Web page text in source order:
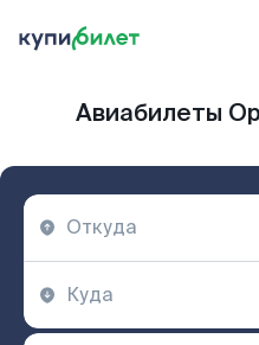
Авиабилеты